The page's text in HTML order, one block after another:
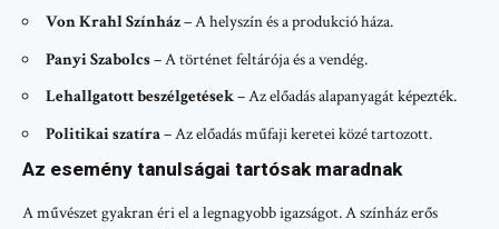
Von Krahl Színház– A helyszín és a produkció háza.
Panyi Szabolcs– A történet feltárója és a vendég.
Lehallgatott beszélgetések– Az előadás alapanyagát képezték.
Politikai szatíra– Az előadás műfaji keretei közé tartozott.
Az esemény tanulságai tartósak maradnak
A művészet gyakran éri el a legnagyobb igazságot. A színház erős